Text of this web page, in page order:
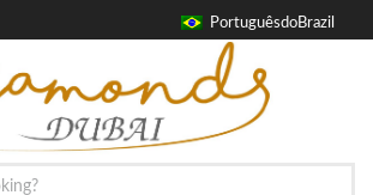
PortuguêsdoBrazil